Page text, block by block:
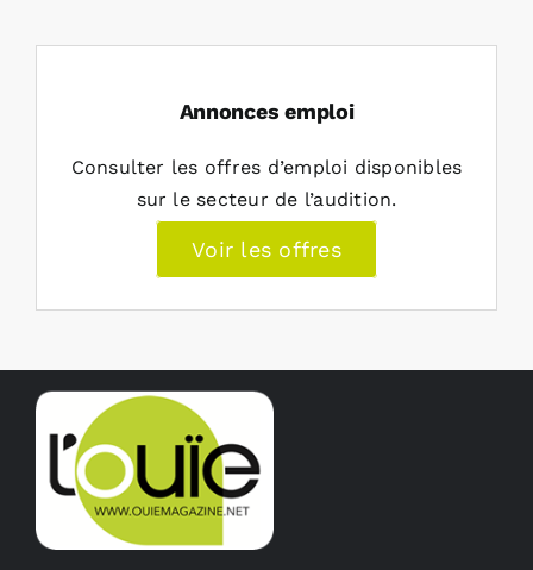
Annonces emploi
Consulter les offres d’emploi disponibles
sur le secteur de l’audition.
Voir les offres